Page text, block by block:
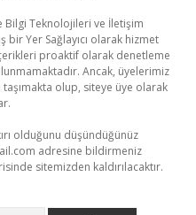
Bilgi Teknolojileri ve İletişim
bir Yer Sağlayıcı olarak hizmet
proaktif olarak denetleme
Ancak, üyelerimiz
olup, siteye üye olarak
olduğunu düşündüğünüz
adresine bildirmeniz
sitemizden kaldırılacaktır.